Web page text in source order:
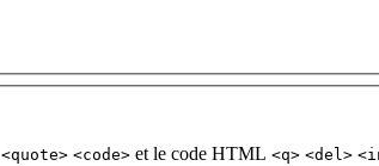
<quote> <code> et le code HTML <q> <del>